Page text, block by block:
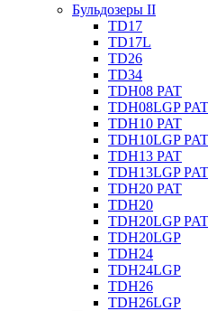
Бульдозеры II
TD17
TD17L
TD26
TD34
TDH08 PAT
TDH08LGP PAT
TDH10 PAT
TDH10LGP PAT
TDH13 PAT
TDH13LGP PAT
TDH20 PAT
TDH20
TDH20LGP PAT
TDH20LGP
TDH24
TDH24LGP
TDH26
TDH26LGP